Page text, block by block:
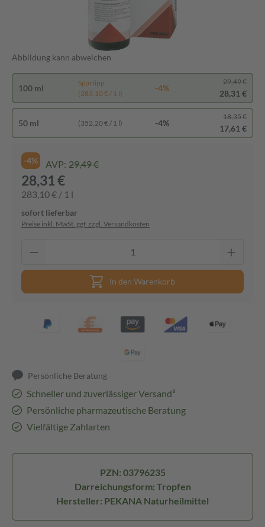
Abbildung kann abweichen
100 ml
Spartipp
(283,10 € / 1 l)
-4%
29,49 €
28,31 €
50 ml (352,20 € / 1 l) -4%
18,35 €
17,61 €
-4% AVP: 29,49 €
28,31 €
283,10 € / 1 l
sofort lieferbar
Preise inkl. MwSt. ggf. zzgl. Versandkosten
In den Warenkorb
Persönliche Beratung
Schneller und zuverlässiger Versand³
Persönliche pharmazeutische Beratung
Vielfältige Zahlarten
PZN: 03796235
Darreichungsform: Tropfen
Hersteller: PEKANA Naturheilmittel